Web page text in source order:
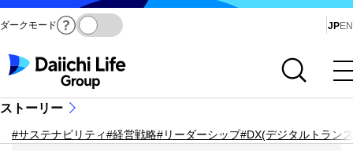
ダークモード JPEN
サイト内検索を開く
メインメニューを開く
ストーリー
#サステナビリティ#経営戦略#リーダーシップ#DX(デジタルトラン